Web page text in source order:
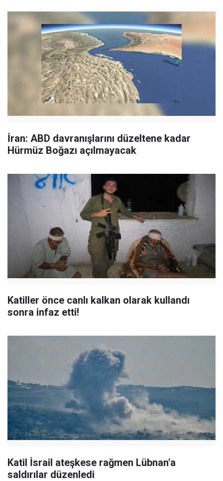
İran: ABD davranışlarını düzeltene kadar
Hürmüz Boğazı açılmayacak
Katiller önce canlı kalkan olarak kullandı
sonra infaz etti!
Katil İsrail ateşkese rağmen Lübnan'a
saldırılar düzenledi